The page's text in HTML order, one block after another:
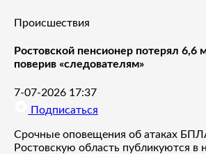
Происшествия
Ростовской пенсионер потерял 6,6
поверив «следователям»
7-07-2026 17:37
Подписаться
Срочные оповещения об атаках
Ростовскую область публикуются в